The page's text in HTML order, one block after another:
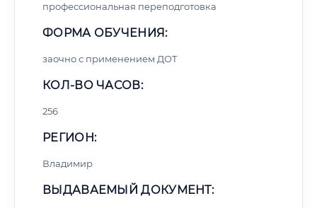
профессиональная переподготовка
ФОРМА ОБУЧЕНИЯ:
заочно с применением ДОТ
КОЛ-ВО ЧАСОВ:
256
РЕГИОН:
Владимир
ВЫДАВАЕМЫЙ ДОКУМЕНТ: